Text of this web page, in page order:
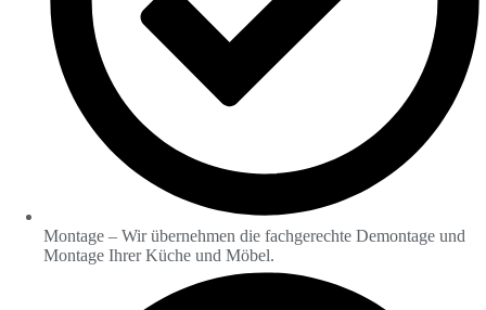
Montage – Wir übernehmen die fachgerechte Demontage und
Montage Ihrer Küche und Möbel.